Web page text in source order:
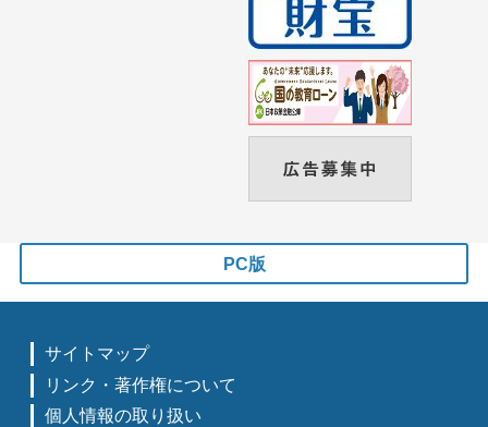
PC版
サイトマップ
リンク・著作権について
個人情報の取り扱い